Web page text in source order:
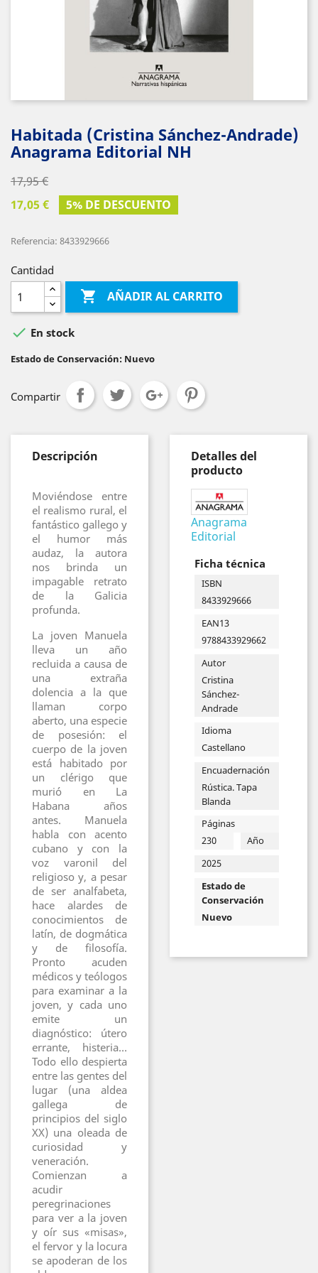
Habitada (Cristina Sánchez-Andrade)
Anagrama Editorial NH
17,95 €
17,05 €
5% DE DESCUENTO
Referencia: 8433929666
Cantidad
 AÑADIR AL CARRITO
 En stock
Estado de Conservación: Nuevo
Compartir
Descripción
Moviéndose entre
el realismo rural, el
fantástico gallego y
el humor más
audaz, la autora
nos brinda un
impagable retrato
de la Galicia
profunda.
La joven Manuela
lleva un año
recluida a causa de
una extraña
dolencia a la que
llaman corpo
aberto, una especie
de posesión: el
cuerpo de la joven
está habitado por
un clérigo que
murió en La
Habana años
antes. Manuela
habla con acento
cubano y con la
voz varonil del
religioso y, a pesar
de ser analfabeta,
hace alardes de
conocimientos de
latín, de dogmática
y de filosofía.
Pronto acuden
médicos y teólogos
para examinar a la
joven, y cada uno
emite un
diagnóstico: útero
errante, histeria…
Todo ello despierta
entre las gentes del
lugar (una aldea
gallega de
principios del siglo
XX) una oleada de
curiosidad y
veneración.
Comienzan a
acudir
peregrinaciones
para ver a la joven
y oír sus «misas»,
el fervor y la locura
se apoderan de los
Detalles del
producto
Anagrama
Editorial
Ficha técnica
ISBN
8433929666
EAN13
9788433929662
Autor
Cristina
Sánchez-
Andrade
Idioma
Castellano
Encuadernación
Rústica. Tapa
Blanda
Páginas
230
Año
2025
Estado de
Conservación
Nuevo